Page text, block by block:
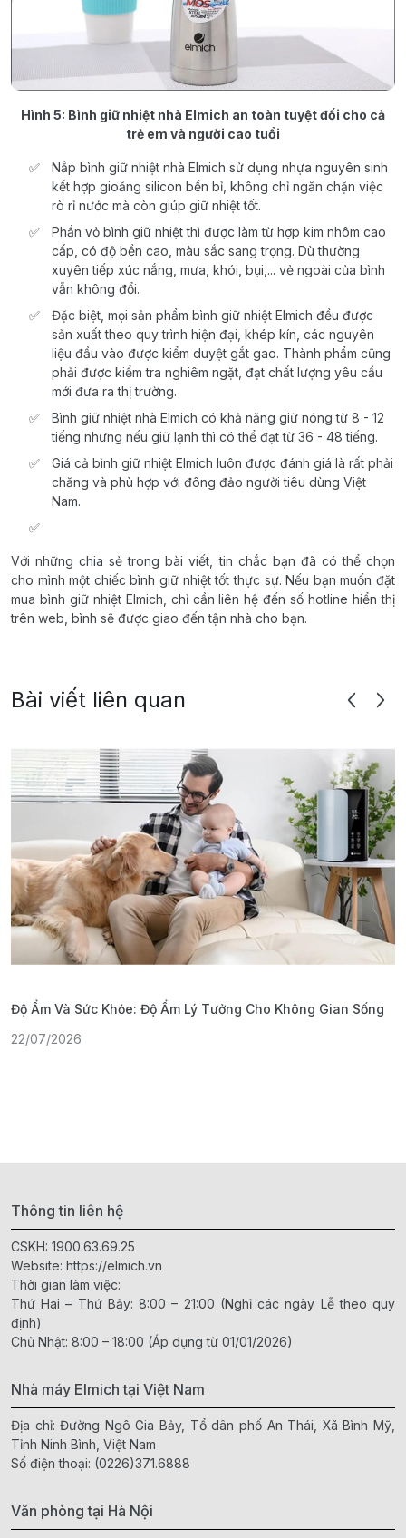
Hình 5: Bình giữ nhiệt nhà Elmich an toàn tuyệt đối cho cả
trẻ em và người cao tuổi
Nắp bình giữ nhiệt nhà Elmich sử dụng nhựa nguyên sinh
kết hợp gioăng silicon bền bỉ, không chỉ ngăn chặn việc
rò rỉ nước mà còn giúp giữ nhiệt tốt.
Phần vỏ bình giữ nhiệt thì được làm từ hợp kim nhôm cao
cấp, có độ bền cao, màu sắc sang trọng. Dù thường
xuyên tiếp xúc nắng, mưa, khói, bụi,... vẻ ngoài của bình
vẫn không đổi.
Đặc biệt, mọi sản phẩm bình giữ nhiệt Elmich đều được
sản xuất theo quy trình hiện đại, khép kín, các nguyên
liệu đầu vào được kiểm duyệt gắt gao. Thành phẩm cũng
phải được kiểm tra nghiêm ngặt, đạt chất lượng yêu cầu
mới đưa ra thị trường.
Bình giữ nhiệt nhà Elmich có khả năng giữ nóng từ 8 - 12
tiếng nhưng nếu giữ lạnh thì có thể đạt từ 36 - 48 tiếng.
Giá cả bình giữ nhiệt Elmich luôn được đánh giá là rất phải
chăng và phù hợp với đông đảo người tiêu dùng Việt
Nam.
Với những chia sẻ trong bài viết, tin chắc bạn đã có thể chọn
cho mình một chiếc bình giữ nhiệt tốt thực sự. Nếu bạn muốn đặt
mua bình giữ nhiệt Elmich, chỉ cần liên hệ đến số hotline hiển thị
trên web, bình sẽ được giao đến tận nhà cho bạn.
Bài viết liên quan
Độ Ẩm Và Sức Khỏe: Độ Ẩm Lý Tưởng Cho Không Gian Sống
22/07/2026
Thông tin liên hệ
CSKH: 1900.63.69.25
Website: https://elmich.vn
Thời gian làm việc:
Thứ Hai – Thứ Bảy: 8:00 – 21:00 (Nghỉ các ngày Lễ theo quy
định)
Chủ Nhật: 8:00 – 18:00 (Áp dụng từ 01/01/2026)
Nhà máy Elmich tại Việt Nam
Địa chỉ: Đường Ngô Gia Bảy, Tổ dân phố An Thái, Xã Bình Mỹ,
Tỉnh Ninh Bình, Việt Nam
Số điện thoại: (0226)371.6888
Văn phòng tại Hà Nội